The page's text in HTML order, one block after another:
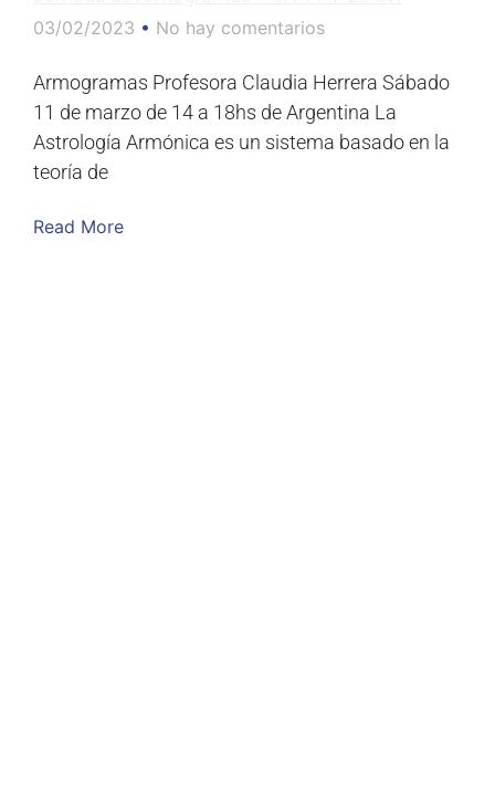
03/02/2023 No hay comentarios
Armogramas Profesora Claudia Herrera Sábado
11 de marzo de 14 a 18hs de Argentina La
Astrología Armónica es un sistema basado en la
teoría de
Read More